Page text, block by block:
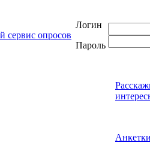
Логин
Пароль